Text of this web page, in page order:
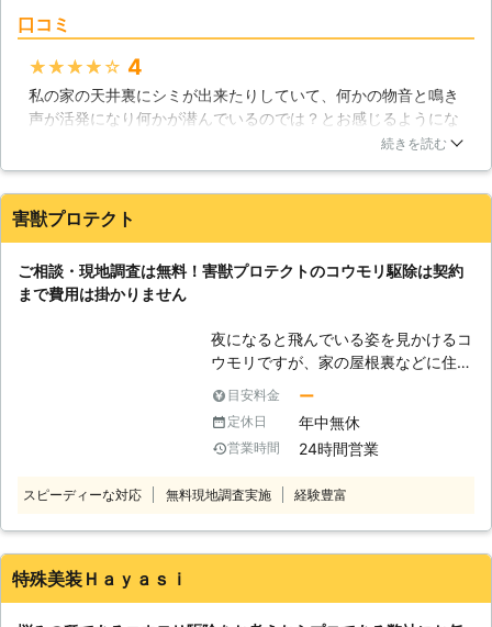
の方、あらかじめ対策をご検討中の方
は是非当社までご相談ください！お客
様のお悩みは当社が解消致します！
【コウモリに噛まれたら】 コウモリ
は、超音波により障害物を避けて移動
何らかの原因によって、正常な飛行が
できない場合は、落下したりぶつかっ
機会が出来てしまいます。そんなコウ
モリに不用意に触れれば、威嚇として
噛まれてしまうこともあります。コウ
モリはさまざまな菌を持ち、決して清
潔とはいえません。また破傷風と呼ば
れる重篤な症状になってしまうことも
どまらず、適切な機関を利用し、ちゃ
う。
口コミ
★★★★★ 4
私の家の天井裏にシミが出来たりしていて、何かの物音と鳴き
声が活発になり何かが潜んでいるのでは？とお感じるようにな
り、天井裏を覗いてみました。すると、コウモリがたくさんい
獲されたコウモリ全部でなんと100匹以上、体が凍り付くよう
な恐怖からようやく解放され、担当してくれた方に感謝してい
北海道 札幌市東区 2016年12月30日
続きを読む
害獣プロテクト
ご相談・現地調査は無料！害獣プロテクトのコウモリ駆除は契約
まで費用は掛かりません
夜になると飛んでいる姿を見かけるコ
ウモリですが、家の屋根裏などに住み
着かれてしまうと、かなり厄介な害獣
となることをご存知でしょうか。 コ
ウモリの被害で一番深刻なのが、糞や
尿による被害です。コウモリは一日に
間住み着かれただけでも悪臭や天井の
目安料金 ー
定休日 年中無休
営業時間 24時間営業
スピーディーな対応 無料現地調査実施 経験豊富
特殊美装Ｈａｙａｓｉ